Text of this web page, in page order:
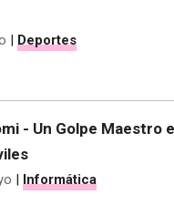
| Deportes
- Un Golpe Maestro
| Informática